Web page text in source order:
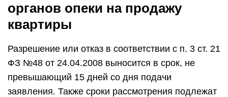
органов опеки на продажу
квартиры
Разрешение или отказ в соответствии с п. 3 ст. 21
ФЗ №48 от 24.04.2008 выносится в срок, не
превышающий 15 дней со дня подачи
заявления. Также сроки рассмотрения подлежат